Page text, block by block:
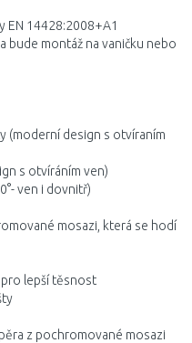
EN 14428:2008+A1
bude montáž na vaničku nebo
(moderní design s otvíraním
s otvíráním ven)
ven i dovnitř)
mosazi, která se hodí
lepší těsnost
z pochromované mosazi